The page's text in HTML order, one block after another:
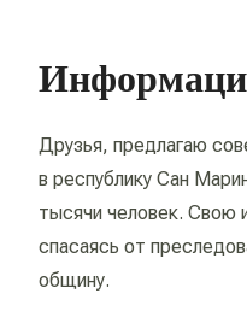
Друзья, предлагаю
в республику Сан
тысячи человек. Свою
спасаясь от
общину.